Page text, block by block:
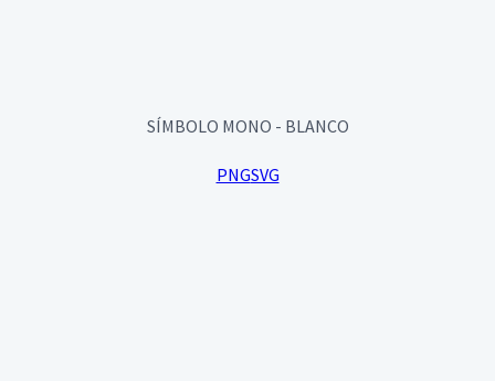
SÍMBOLO MONO - BLANCO
PNGSVG